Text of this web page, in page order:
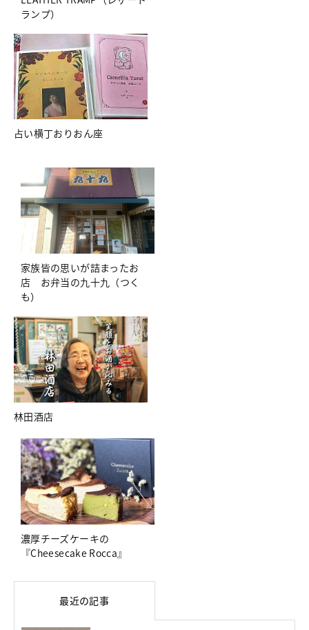
ランプ）
占い横丁おりおん座
家族皆の思いが詰まったお
店 お弁当の九十九（つく
も）
林田酒店
濃厚チーズケーキの
『Cheesecake Rocca』
最近の記事